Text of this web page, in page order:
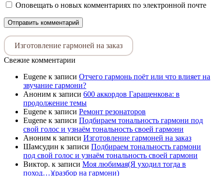
Оповещать о новых комментариях по электронной почте
Изготовление гармоней на заказ
Свежие комментарии
Eugene к записи Отчего гармонь поёт или что влияет на
звучание гармони?
Аноним к записи 600 аккордов Гаращенкова: в
продолжение темы
Eugene к записи Ремонт резонаторов
Eugene к записи Подбираем тональность гармони под
свой голос и узнаём тональность своей гармони
Аноним к записи Изготовление гармоней на заказ
Шамсудин к записи Подбираем тональность гармони
под свой голос и узнаём тональность своей гармони
Виктор. к записи Моя любимая(Я уходил тогда в
поход…)(разбор на гармони)